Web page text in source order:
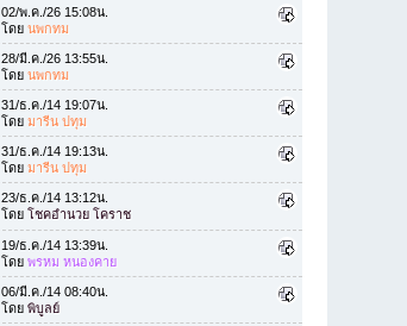
02/พ.ค./26 15:08น.
โดยนพกทม
28/มี.ค./26 13:55น.
โดยนพกทม
31/ธ.ค./14 19:07น.
โดยมารีน ปทุม
31/ธ.ค./14 19:13น.
โดยมารีน ปทุม
23/ธ.ค./14 13:12น.
โดยโชคอำนวย โคราช
19/ธ.ค./14 13:39น.
โดยพรหม หนองคาย
06/มี.ค./14 08:40น.
โดยพิบูลย์